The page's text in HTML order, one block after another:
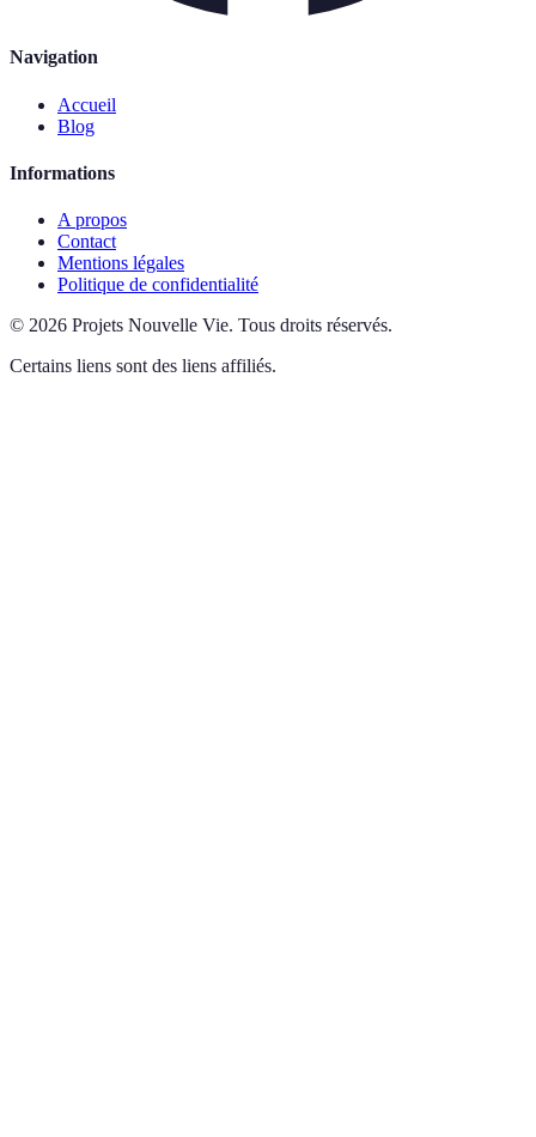
Navigation
Accueil
Blog
Informations
A propos
Contact
Mentions légales
Politique de confidentialité
© 2026 Projets Nouvelle Vie. Tous droits réservés.
Certains liens sont des liens affiliés.